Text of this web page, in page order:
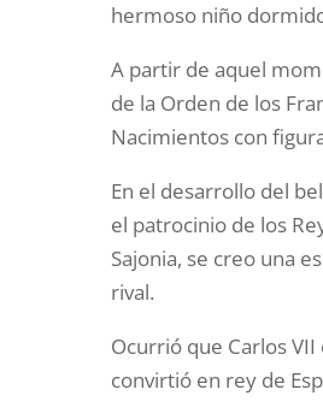
hermoso niño
A partir de aquel
de la Orden de los
Nacimientos con
En el desarrollo del
el patrocinio de los
Sajonia, se creo una
rival.
Ocurrió que Carlos
convirtió en rey de